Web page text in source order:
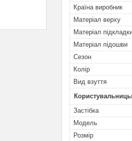
Країна виробник
Матеріал верху
Матеріал
Матеріал підошви
Сезон
Колір
Вид взуття
Застібка
Мoдель
Розмір